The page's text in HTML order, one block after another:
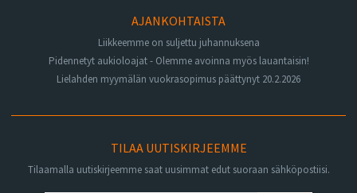
AJANKOHTAISTA
Liikkeemme on suljettu juhannuksena
Pidennetyt aukioloajat - Olemme avoinna myös lauantaisin!
Lielahden myymälän vuokrasopimus päättynyt 20.2.2026
TILAA UUTISKIRJEEMME
Tilaamalla uutiskirjeemme saat uusimmat edut suoraan sähköpostiisi.